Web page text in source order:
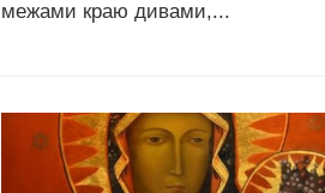
межами краю дивами,...